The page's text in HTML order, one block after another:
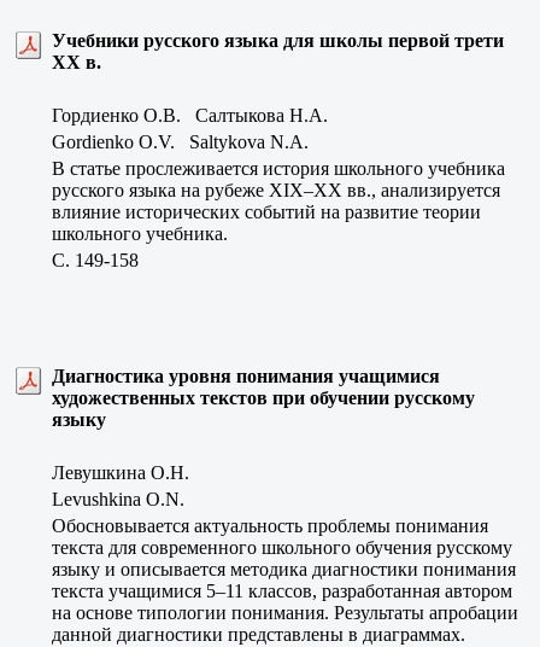
Учебники русского языка для школы первой трети
ХХ в.
Гордиенко О.В. Салтыкова Н.А.
Gordienko O.V. Saltykova N.A.
В статье прослеживается история школьного учебника
русского языка на рубеже ХIX–ХХ вв., анализируется
влияние исторических событий на развитие теории
школьного учебника.
C. 149-158
Диагностика уровня понимания учащимися
художественных текстов при обучении русскому
языку
Левушкина О.Н.
Levushkina O.N.
Обосновывается актуальность проблемы понимания
текста для современного школьного обучения русскому
языку и описывается методика диагностики понимания
текста учащимися 5–11 классов, разработанная автором
на основе типологии понимания. Результаты апробации
данной диагностики представлены в диаграммах.